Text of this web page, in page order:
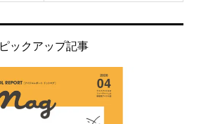
ピックアップ記事